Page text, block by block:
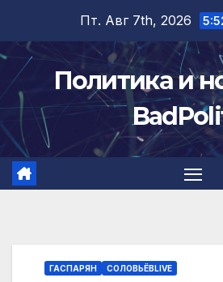
содержимому
Пт. Авг 7th, 2026
Политика и
ГАСПАРЯН СОЛОВЬЁВLIVE